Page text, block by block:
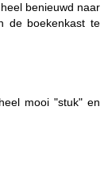
benieuwd naar
de boekenkast te
mooi "stuk" en